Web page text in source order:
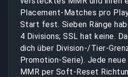
Placement-Matches pro
Start fest. Sieben Ränge
4 Divisions; SSL hat keine.
dich über Division-/Tier-
Promotion-Serie). Jede
MMR per Soft-Reset